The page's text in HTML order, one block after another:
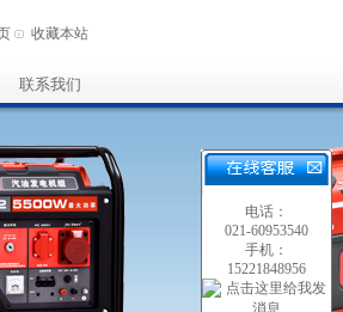
收藏本站
联系我们
电话：
021-60953540
手机：
15221848956